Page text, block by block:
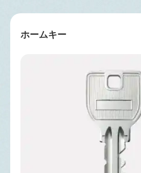
ホームキー